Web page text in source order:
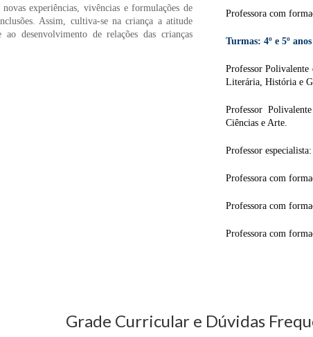
experiências, vivências e formulações de
Assim, cultiva-se na criança a atitude
desenvolvimento de relações das crianças
Professora com
Turmas: 4º e 5º anos
Professor Polivalente
Literária, História e
Professor
Ciências e Arte.
Professor
Professora com
Professora com
Professora com
Grade Curricular e Dúvidas